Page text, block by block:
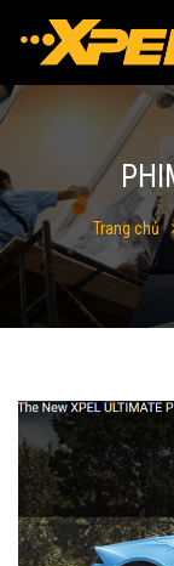
Trang chủ